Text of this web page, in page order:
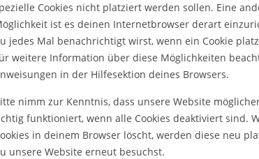
Cookies nicht platziert werden sollen. Eine
ist es deinen Internetbrowser derart
jedes Mal benachrichtigt wirst, wenn ein Cookie
weitere Information über diese Möglichkeiten
in der Hilfesektion deines Browsers.
nimm zur Kenntnis, dass unsere Website
funktioniert, wenn alle Cookies deaktiviert sind.
in deinem Browser löscht, werden diese neu
unsere Website erneut besuchst.